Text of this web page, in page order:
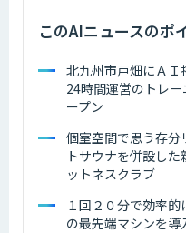
このAIニュースのポ
北九州市戸畑にＡＩ
24時間運営のトレ
ープン
個室空間で思う存分
トサウナを併設し
ットネスクラブ
１回２０分で効率
の最先端マシンを導